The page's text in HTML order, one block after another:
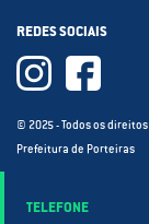
REDES SOCIAIS
© 2025 - Todos os
Prefeitura de Porteiras
TELEFONE